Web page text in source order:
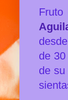
de
de